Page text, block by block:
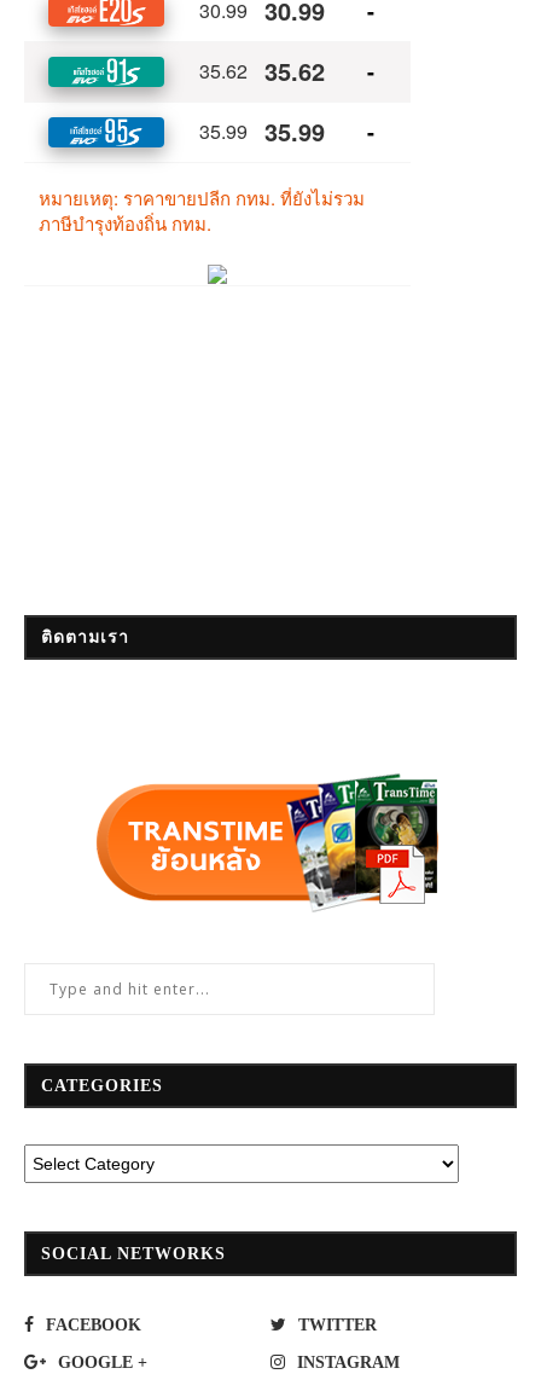
ติดตามเรา
CATEGORIES
SOCIAL NETWORKS
FACEBOOK TWITTER
GOOGLE + INSTAGRAM